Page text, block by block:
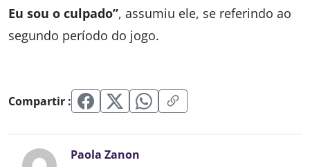
Eu sou o culpado”, assumiu ele, se referindo ao
segundo período do jogo.
Compartir :
Paola Zanon